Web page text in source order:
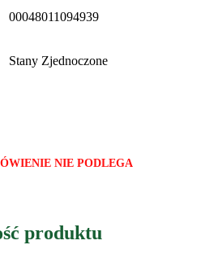
00048011094939
Stany Zjednoczone
NIE PODLEGA
produktu